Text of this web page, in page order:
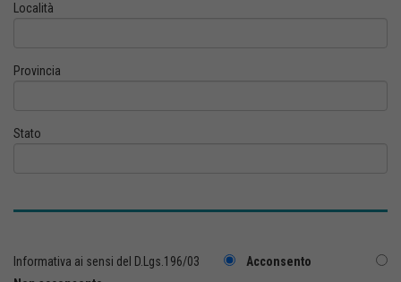
Località
Provincia
Stato
Informativa ai sensi del D.Lgs.196/03
Acconsento